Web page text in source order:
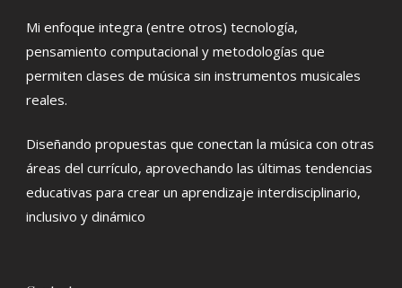
Mi enfoque integra (entre otros) tecnología,
pensamiento computacional y metodologías que
permiten clases de música sin instrumentos musicales
reales.
Diseñando propuestas que conectan la música con otras
áreas del currículo, aprovechando las últimas tendencias
educativas para crear un aprendizaje interdisciplinario,
inclusivo y dinámico